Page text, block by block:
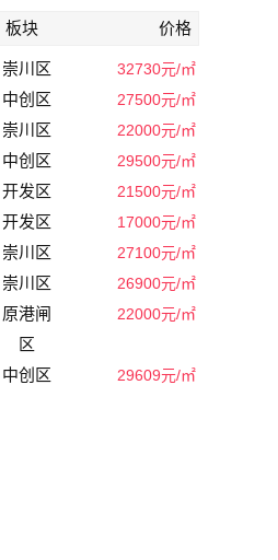
板块 价格
崇川区 32730元/㎡
中创区 27500元/㎡
崇川区 22000元/㎡
中创区 29500元/㎡
开发区 21500元/㎡
开发区 17000元/㎡
崇川区 27100元/㎡
崇川区 26900元/㎡
原港闸
区
22000元/㎡
中创区 29609元/㎡